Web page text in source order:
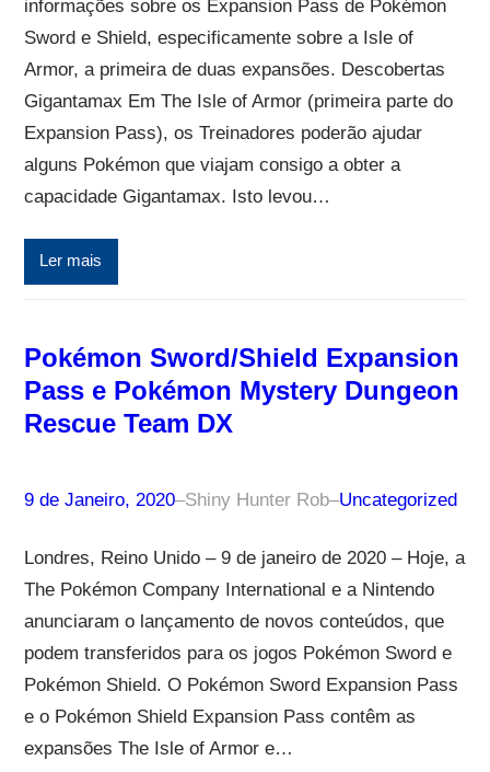
informações sobre os Expansion Pass de Pokémon
Sword e Shield, especificamente sobre a Isle of
Armor, a primeira de duas expansões. Descobertas
Gigantamax Em The Isle of Armor (primeira parte do
Expansion Pass), os Treinadores poderão ajudar
alguns Pokémon que viajam consigo a obter a
capacidade Gigantamax. Isto levou…
Ler mais
Pokémon Sword/Shield Expansion
Pass e Pokémon Mystery Dungeon
Rescue Team DX
9 de Janeiro, 2020–Shiny Hunter Rob–Uncategorized
Londres, Reino Unido – 9 de janeiro de 2020 – Hoje, a
The Pokémon Company International e a Nintendo
anunciaram o lançamento de novos conteúdos, que
podem transferidos para os jogos Pokémon Sword e
Pokémon Shield. O Pokémon Sword Expansion Pass
e o Pokémon Shield Expansion Pass contêm as
expansões The Isle of Armor e…